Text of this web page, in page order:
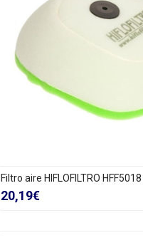
Filtro aire HIFLOFILTRO HFF5018
20,19€